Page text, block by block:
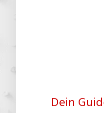
Dein